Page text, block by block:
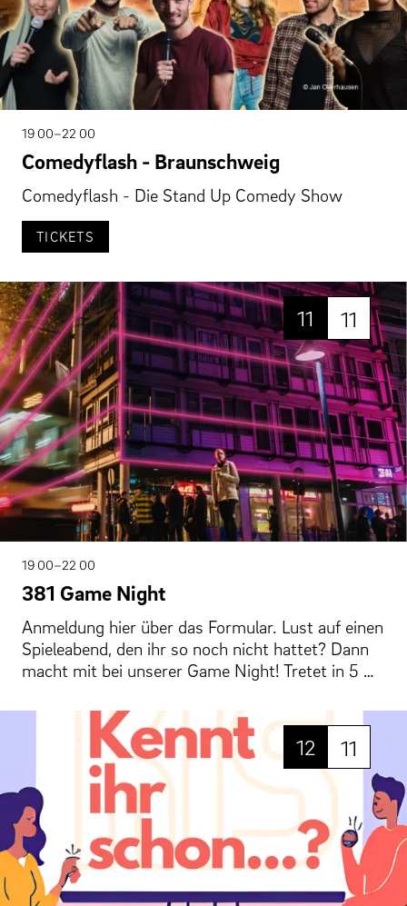
19 00–22 00
Comedyflash - Braunschweig
Comedyflash - Die Stand Up Comedy Show
TICKETS
11 11
19 00–22 00
381 Game Night
Anmeldung hier über das Formular. Lust auf einen
Spieleabend, den ihr so noch nicht hattet? Dann
macht mit bei unserer Game Night! Tretet in 5 …
12 11